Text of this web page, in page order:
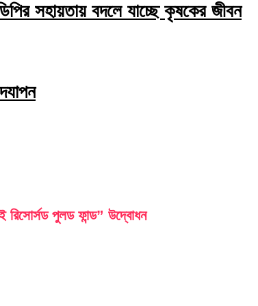
সহায়তায় বদলে যাচ্ছে কৃষকের জীবন
পুলড ফান্ড” উদ্বোধন